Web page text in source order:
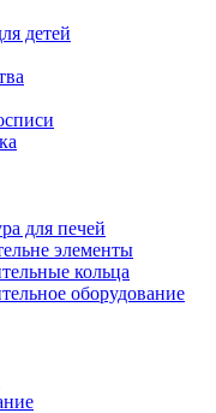
детей
для печей
элементы
кольца
оборудование